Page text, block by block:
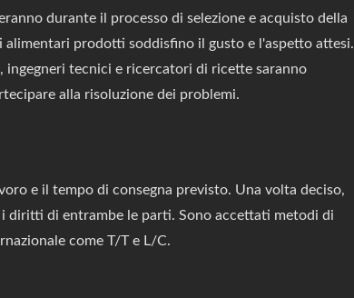
durante il processo di selezione e acquisto della
prodotti soddisfino il gusto e l'aspetto attesi.
ingegneri tecnici e ricercatori di ricette saranno
alla risoluzione dei problemi.
e il tempo di consegna previsto. Una volta deciso,
diritti di entrambe le parti. Sono accettati metodi di
come T/T e L/C.